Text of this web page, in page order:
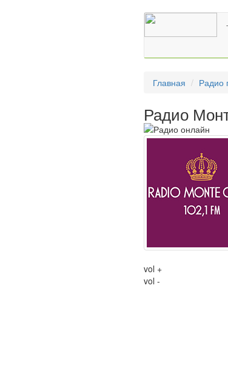
Главная Радио
Радио
vol +
vol -